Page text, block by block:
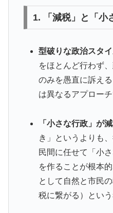
1. 「減税」と「小
型破りな政治スタ
をほとんど行わず
のみを愚直に訴え
は異なるアプロー
「小さな行政」が
き」というよりも
民間に任せて「小
を作ることが根本
として自然と市民
税に繋がる）とい